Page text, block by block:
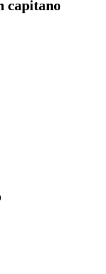
capitano